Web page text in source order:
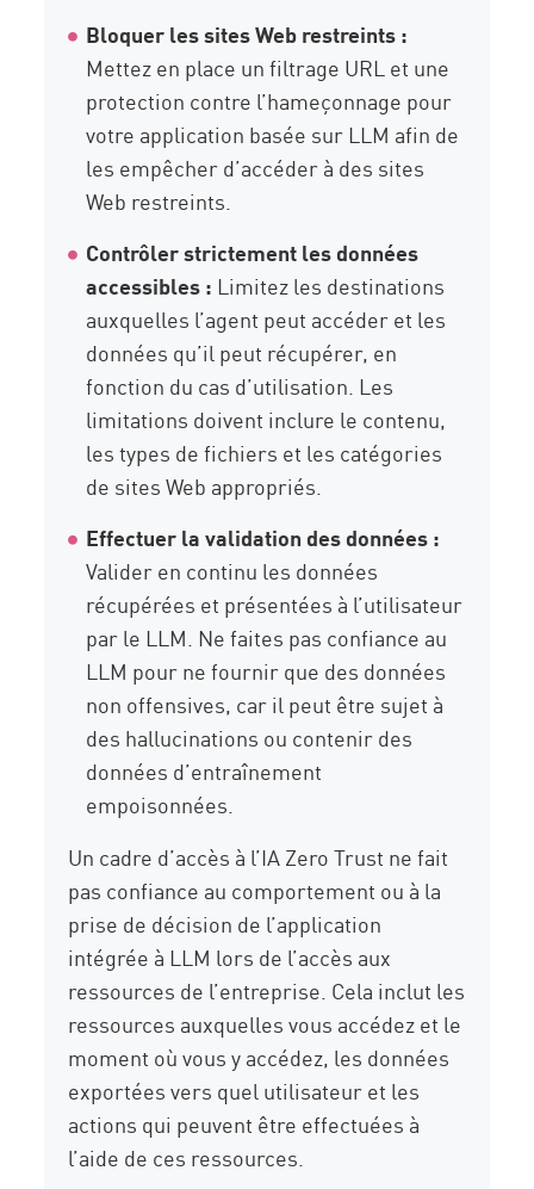
Bloquer les sites Web restreints :
Mettez en place un filtrage URL et une
protection contre l’hameçonnage pour
votre application basée sur LLM afin de
les empêcher d’accéder à des sites
Web restreints.
Contrôler strictement les données
accessibles : Limitez les destinations
auxquelles l’agent peut accéder et les
données qu’il peut récupérer, en
fonction du cas d’utilisation. Les
limitations doivent inclure le contenu,
les types de fichiers et les catégories
de sites Web appropriés.
Effectuer la validation des données :
Valider en continu les données
récupérées et présentées à l’utilisateur
par le LLM. Ne faites pas confiance au
LLM pour ne fournir que des données
non offensives, car il peut être sujet à
des hallucinations ou contenir des
données d’entraînement
empoisonnées.
Un cadre d’accès à l’IA Zero Trust ne fait
pas confiance au comportement ou à la
prise de décision de l’application
intégrée à LLM lors de l’accès aux
ressources de l’entreprise. Cela inclut les
ressources auxquelles vous accédez et le
moment où vous y accédez, les données
exportées vers quel utilisateur et les
actions qui peuvent être effectuées à
l’aide de ces ressources.